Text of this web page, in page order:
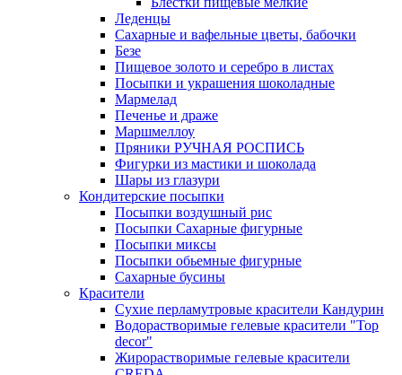
Леденцы
Сахарные и вафельные цветы, бабочки
Безе
Пищевое золото и серебро в листах
Посыпки и украшения шоколадные
Мармелад
Печенье и драже
Маршмеллоу
Пряники РУЧНАЯ РОСПИСЬ
Фигурки из мастики и шоколада
Шары из глазури
Кондитерские посыпки
Посыпки воздушный рис
Посыпки Сахарные фигурные
Посыпки миксы
Посыпки обьемные фигурные
Сахарные бусины
Красители
Сухие перламутровые красители Кандурин
Водорастворимые гелевые красители "Top
decor"
Жирорастворимые гелевые красители